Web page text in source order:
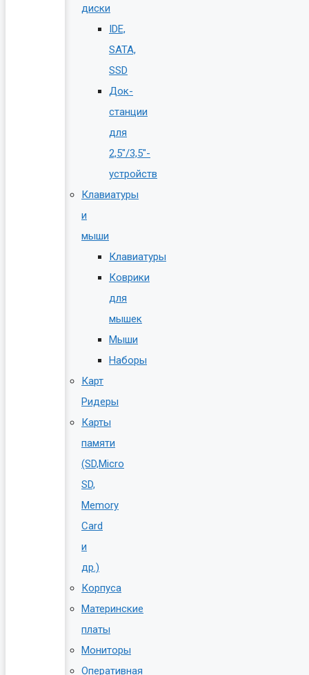
диски
IDE,
SATA,
SSD
Док-
станции
для
2,5″/3,5″-
устройств
Клавиатуры
и
мыши
Клавиатуры
Коврики
для
мышек
Мыши
Наборы
Карт
Ридеры
Карты
памяти
(SD,Micro
SD,
Memory
Card
и
др.)
Корпуса
Материнские
платы
Мониторы
Оперативная